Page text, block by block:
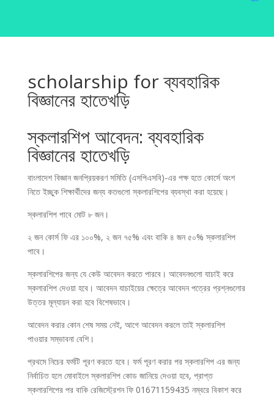
scholarship for ব্যবহারিক
বিজ্ঞানের হাতেখড়ি
স্কলারশিপ আবেদন: ব্যবহারিক
বিজ্ঞানের হাতেখড়ি
বাংলাদেশ বিজ্ঞান জনপ্রিয়করণ সমিতি (এসপিএসবি)-এর পক্ষ হতে কোর্সে অংশ
নিতে ইচ্ছুক শিক্ষার্থীদের জন্য কতগুলো স্কলারশিপের ব্যবস্থা করা হয়েছে।
স্কলারশিপ পাবে মোট ৮ জন।
২ জন কোর্স ফি এর ১০০%, ২ জন ৭৫% এবং বাকি ৪ জন ৫০% স্কলারশিপ
পাবে।
স্কলারশিপের জন্য যে কেউ আবেদন করতে পারবে। আবেদনগুলো যাচাই করে
স্কলারশিপ দেওয়া হবে। আবেদন যাচাইয়ের ক্ষেত্রে আবেদন পত্রের প্রশ্নগুলোর
উত্তর মূল্যায়ন করা হবে বিশেষভাবে।
আবেদন করার কোন শেষ সময় নেই, আগে আবেদন করলে তাই স্কলারশিপ
পাওয়ার সম্ভাবনা বেশি।
প্রথমে নিচের ফর্মটি পূরণ করতে হবে। ফর্ম পূরণ করার পর স্কলারশিপ এর জন্য
নির্বাচিত হলে মোবাইলে স্কলারশিপ কোড জানিয়ে দেওয়া হবে, প্রাপ্ত
স্কলারশিপের পর বাকি রেজিস্ট্রেশন ফি 01671159435 নম্বরে বিকাশ করে